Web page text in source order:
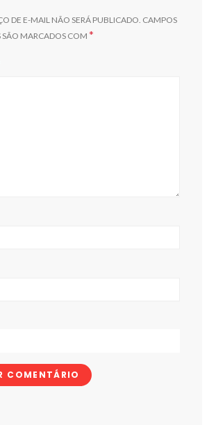
DE E-MAIL NÃO SERÁ PUBLICADO. CAMPOS
SÃO MARCADOS COM *